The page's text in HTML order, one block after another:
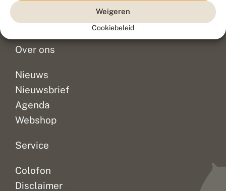
Weigeren
Cookiebeleid
Doneer
Over ons
Nieuws
Nieuwsbrief
Agenda
Webshop
Service
Colofon
Disclaimer